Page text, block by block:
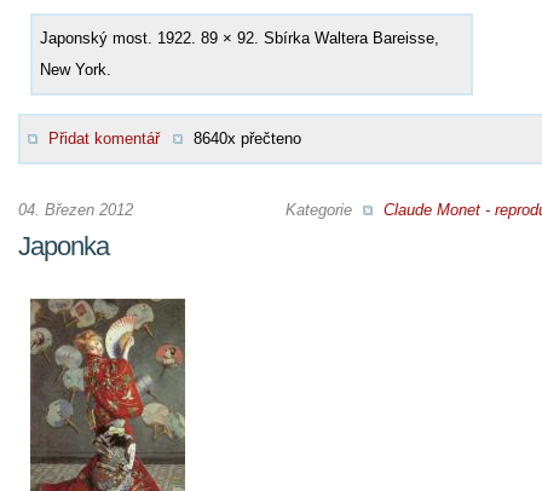
Japonský most. 1922. 89 × 92. Sbírka Waltera Bareisse,
New York.
Přidat komentář 8640x přečteno
Kategorie Claude Monet -
04. Březen 2012
Japonka